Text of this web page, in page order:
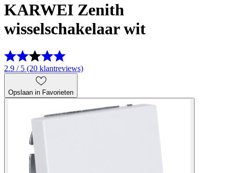
KARWEI Zenith
wisselschakelaar wit
2.9 / 5 (20 klantreviews)
Opslaan in Favorieten